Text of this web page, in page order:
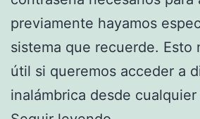
previamente hayamos
sistema que recuerde. Esto
útil si queremos acceder a
inalámbrica desde